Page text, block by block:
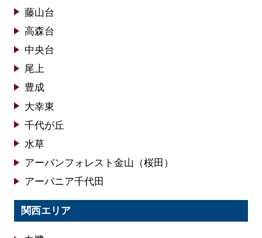
藤山台
高森台
中央台
尾上
豊成
大幸東
千代が丘
水草
アーバンフォレスト金山（桜田）
アーバニア千代田
関西エリア